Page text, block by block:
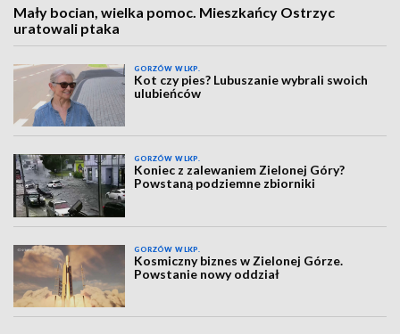
Mały bocian, wielka pomoc. Mieszkańcy Ostrzyc
uratowali ptaka
GORZÓW WLKP.
Kot czy pies? Lubuszanie wybrali swoich
ulubieńców
GORZÓW WLKP.
Koniec z zalewaniem Zielonej Góry?
Powstaną podziemne zbiorniki
GORZÓW WLKP.
Kosmiczny biznes w Zielonej Górze.
Powstanie nowy oddział